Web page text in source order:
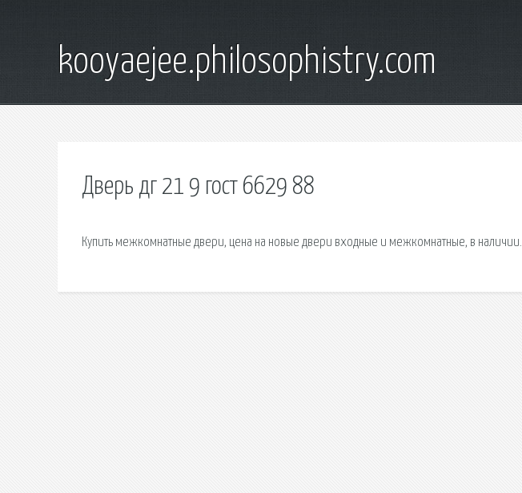
kooyaejee.philosophistry.com
Дверь дг 21 9 гост 6629 88
Купить межкомнатные двери, цена на новые двери входные и межкомнатные, в наличии.